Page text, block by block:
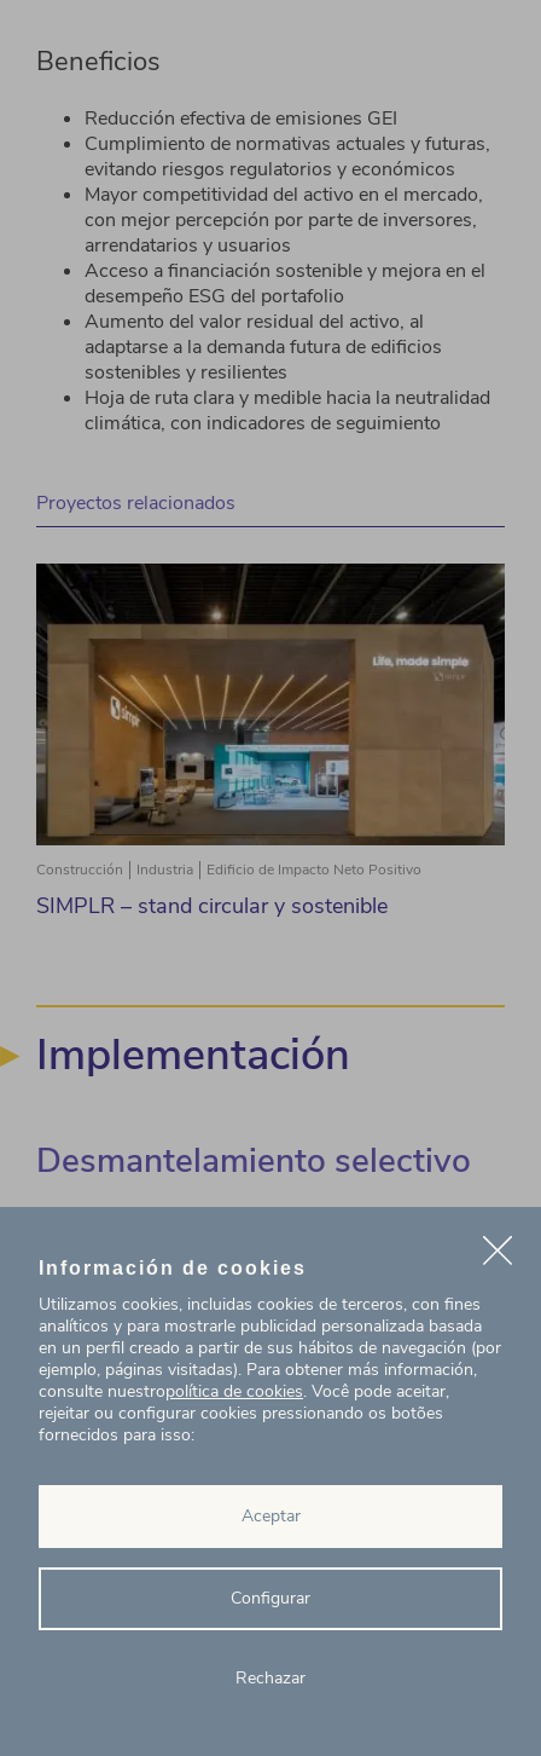
Beneficios
Reducción efectiva de emisiones GEI
Cumplimiento de normativas actuales y futuras,
evitando riesgos regulatorios yeconómicos
Mayor competitividad del activo en el mercado,
con mejor percepción por parte de inversores,
arrendatarios y usuarios
Acceso a financiación sostenible y mejora en el
desempeño ESG del portafolio
Aumento del valor residual del activo, al
adaptarse a la demanda futura de edificios
sostenibles y resilientes
Hoja de ruta clara y medible hacia la neutralidad
climática, con indicadores de seguimiento
Proyectos relacionados
Construcción Industria Edificio de Impacto Neto Positivo
SIMPLR – stand circular y sostenible
Implementación
Desmantelamiento selectivo
identificación,
clasificación
delos materiales presentes en un activo en fase de
demolición,con el fin de estudiar su potencial de
reutilización o reciclaje . Se elabora un Pasaporte de
Materialesespecífico para la fase de
desmantelamiento, cumpliendo con los requerimientos
de la normativanacional (Ley 7/2022) y europea en
materia de residuos y economía circular.
Optimización del diseño a partir de los recursos
existentes, fomentando la reutilización de
impacto ambiental durante la fase de
Información de cookies
Utilizamos cookies, incluidas cookies de terceros, con fines
analíticos y para mostrarle publicidad personalizada basada
en un perfil creado a partir de sus hábitos de navegación (por
ejemplo, páginas visitadas). Para obtener más información,
consulte nuestropolítica de cookies. Você pode aceitar,
rejeitar ou configurar cookies pressionando os botões
fornecidos para isso:
Aceptar
Configurar
Rechazar